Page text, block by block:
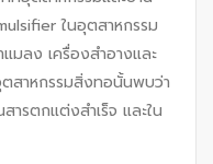
ในอุตสาหกรรม
แมลง เครื่องสำอางและ
สาหกรรมสิ่งทอนั้นพบว่า
ารตกแต่งสำเร็จ และใน